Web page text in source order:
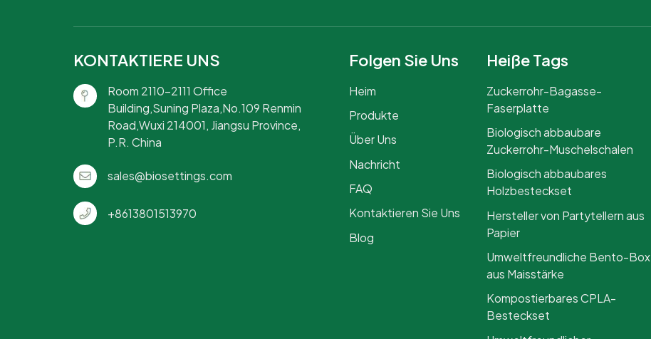
KONTAKTIERE UNS
Room 2110-2111 Office
Building,Suning Plaza,No.109 Renmin
Road,Wuxi 214001, Jiangsu Province,
P.R. China
sales@biosettings.com
+8613801513970
Folgen Sie Uns
Heim
Produkte
Über Uns
Nachricht
FAQ
Kontaktieren Sie Uns
Blog
Heiße Tags
Zuckerrohr-Bagasse-
Faserplatte
Biologisch abbaubare
Zuckerrohr-Muschelschalen
Biologisch abbaubares
Holzbesteckset
Hersteller von Partytellern aus
Papier
Umweltfreundliche Bento-Box
aus Maisstärke
Kompostierbares CPLA-
Besteckset